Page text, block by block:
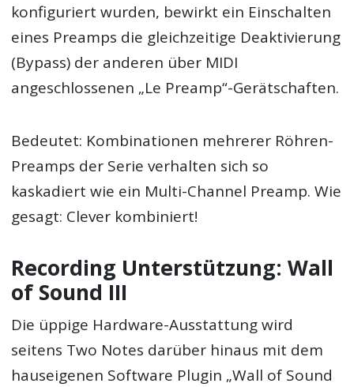
konfiguriert wurden, bewirkt ein Einschalten
eines Preamps die gleichzeitige Deaktivierung
(Bypass) der anderen über MIDI
angeschlossenen „Le Preamp“-Gerätschaften.
Bedeutet: Kombinationen mehrerer Röhren-
Preamps der Serie verhalten sich so
kaskadiert wie ein Multi-Channel Preamp. Wie
gesagt: Clever kombiniert!
Recording Unterstützung: Wall
of Sound III
Die üppige Hardware-Ausstattung wird
seitens Two Notes darüber hinaus mit dem
hauseigenen Software Plugin „Wall of Sound